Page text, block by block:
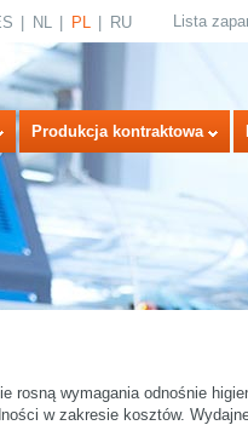
NL PL RU Lista
Produkcja kontraktowa
rosną wymagania odnośnie
w zakresie kosztów.